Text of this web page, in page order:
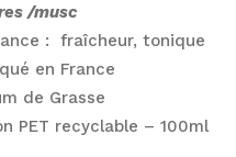
/musc
: fraîcheur, tonique
en France
de Grasse
PET recyclable – 100ml